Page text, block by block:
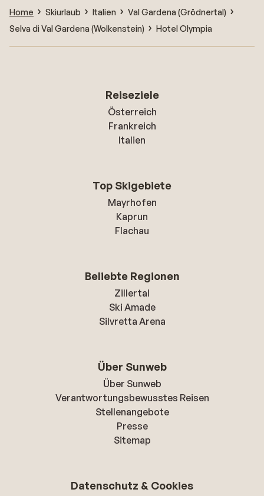
Home Skiurlaub Italien
Val Gardena (Grödnertal)
Selva di Val Gardena (Wolkenstein)
Hotel Olympia
Reiseziele
Österreich
Frankreich
Italien
Top Skigebiete
Mayrhofen
Kaprun
Flachau
Beliebte Regionen
Zillertal
Ski Amade
Silvretta Arena
Über Sunweb
Über Sunweb
Verantwortungsbewusstes Reisen
Stellenangebote
Presse
Sitemap
Datenschutz & Cookies